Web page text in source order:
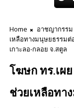
Home อาชญากรรม
เหลือทางมนุษยธรรม
เกาะลอ-กลอย จ.สตูล
โฆษก ทร.เผ
ช่วยเหลือทา